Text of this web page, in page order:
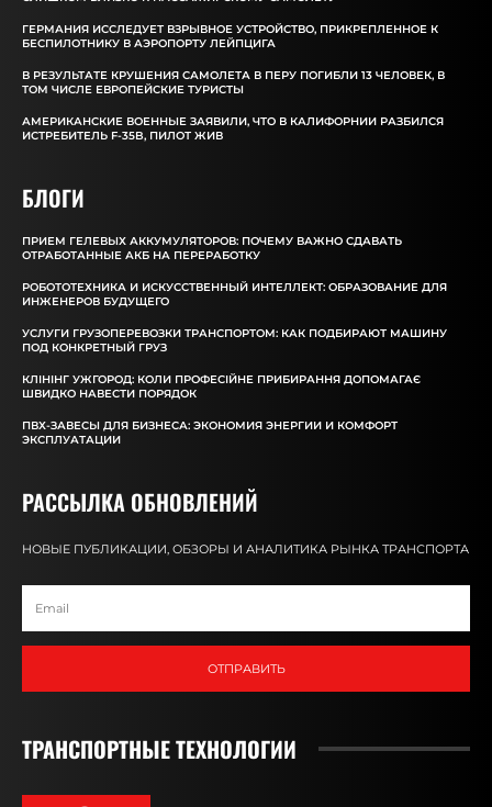
ГЕРМАНИЯ ИССЛЕДУЕТ ВЗРЫВНОЕ УСТРОЙСТВО, ПРИКРЕПЛЕННОЕ К
БЕСПИЛОТНИКУ В АЭРОПОРТУ ЛЕЙПЦИГА
В РЕЗУЛЬТАТЕ КРУШЕНИЯ САМОЛЕТА В ПЕРУ ПОГИБЛИ 13 ЧЕЛОВЕК, В
ТОМ ЧИСЛЕ ЕВРОПЕЙСКИЕ ТУРИСТЫ
АМЕРИКАНСКИЕ ВОЕННЫЕ ЗАЯВИЛИ, ЧТО В КАЛИФОРНИИ РАЗБИЛСЯ
ИСТРЕБИТЕЛЬ F-35B, ПИЛОТ ЖИВ
БЛОГИ
ПРИЕМ ГЕЛЕВЫХ АККУМУЛЯТОРОВ: ПОЧЕМУ ВАЖНО СДАВАТЬ
ОТРАБОТАННЫЕ АКБ НА ПЕРЕРАБОТКУ
РОБОТОТЕХНИКА И ИСКУССТВЕННЫЙ ИНТЕЛЛЕКТ: ОБРАЗОВАНИЕ ДЛЯ
ИНЖЕНЕРОВ БУДУЩЕГО
УСЛУГИ ГРУЗОПЕРЕВОЗКИ ТРАНСПОРТОМ: КАК ПОДБИРАЮТ МАШИНУ
ПОД КОНКРЕТНЫЙ ГРУЗ
КЛІНІНГ УЖГОРОД: КОЛИ ПРОФЕСІЙНЕ ПРИБИРАННЯ ДОПОМАГАЄ
ШВИДКО НАВЕСТИ ПОРЯДОК
ПВХ-ЗАВЕСЫ ДЛЯ БИЗНЕСА: ЭКОНОМИЯ ЭНЕРГИИ И КОМФОРТ
ЭКСПЛУАТАЦИИ
РАССЫЛКА ОБНОВЛЕНИЙ
НОВЫЕ ПУБЛИКАЦИИ, ОБЗОРЫ И АНАЛИТИКА РЫНКА ТРАНСПОРТА
ОТПРАВИТЬ
ТРАНСПОРТНЫЕ ТЕХНОЛОГИИ